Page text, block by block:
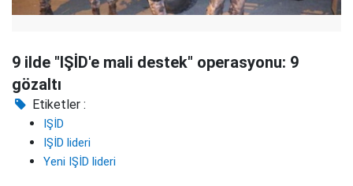
9 ilde "IŞİD'e mali destek" operasyonu: 9
gözaltı
Etiketler :
IŞİD
IŞİD lideri
Yeni IŞİD lideri